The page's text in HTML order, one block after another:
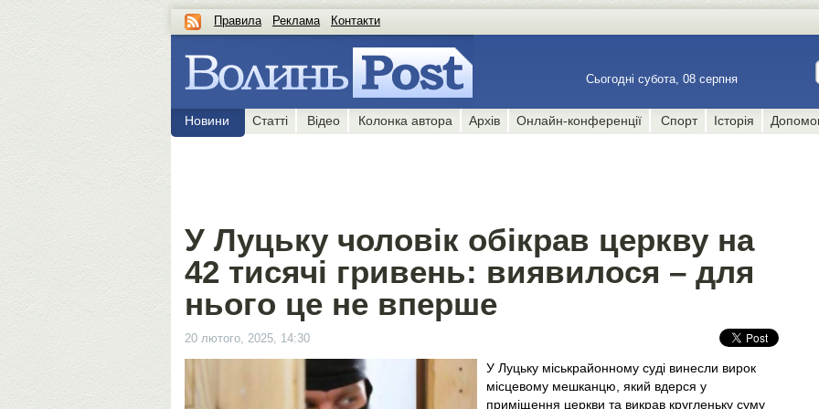
Правила Реклама Контакти
Сьогодні субота, 08 серпня
Новини Статті Відео Колонка автора Архів Онлайн-конференції Спорт Історія
У Луцьку чоловік обікрав церкву на
42 тисячі гривень: виявилося – для
нього це не вперше
20 лютого, 2025, 14:30
У Луцьку міськрайонному суді винесли вирок
місцевому мешканцю, який вдерся у
приміщення церкви та викрав кругленьку суму